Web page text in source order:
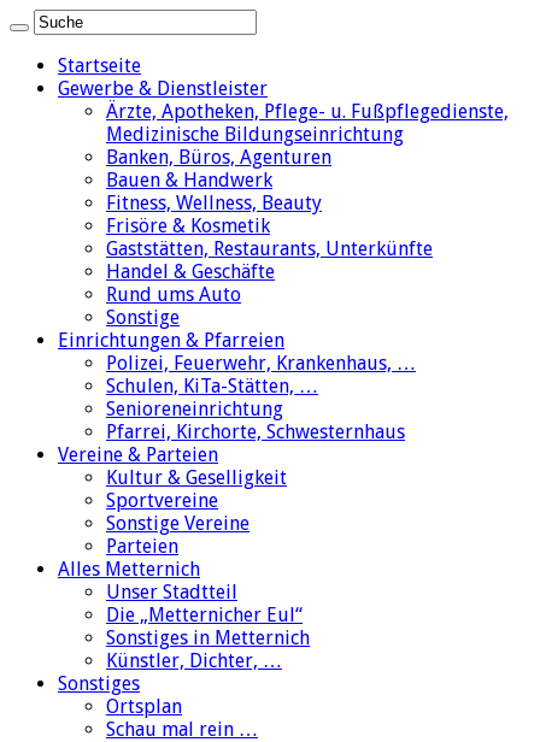
Startseite
Gewerbe & Dienstleister
Ärzte, Apotheken, Pflege- u. Fußpflegedienste,
Medizinische Bildungseinrichtung
Banken, Büros, Agenturen
Bauen & Handwerk
Fitness, Wellness, Beauty
Frisöre & Kosmetik
Gaststätten, Restaurants, Unterkünfte
Handel & Geschäfte
Rund ums Auto
Sonstige
Einrichtungen & Pfarreien
Polizei, Feuerwehr, Krankenhaus, …
Schulen, KiTa-Stätten, …
Senioreneinrichtung
Pfarrei, Kirchorte, Schwesternhaus
Vereine & Parteien
Kultur & Geselligkeit
Sportvereine
Sonstige Vereine
Parteien
Alles Metternich
Unser Stadtteil
Die „Metternicher Eul“
Sonstiges in Metternich
Künstler, Dichter, …
Sonstiges
Ortsplan
Schau mal rein …